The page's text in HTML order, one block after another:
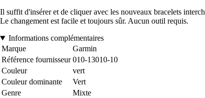
Il suffit d'insérer et de cliquer avec les nouveaux bracelets
Le changement est facile et toujours sûr. Aucun outil requis.
Informations complémentaires
Marque
Garmin
Référence fournisseur 010-13010-10
Couleur
vert
Couleur dominante
Vert
Genre
Mixte